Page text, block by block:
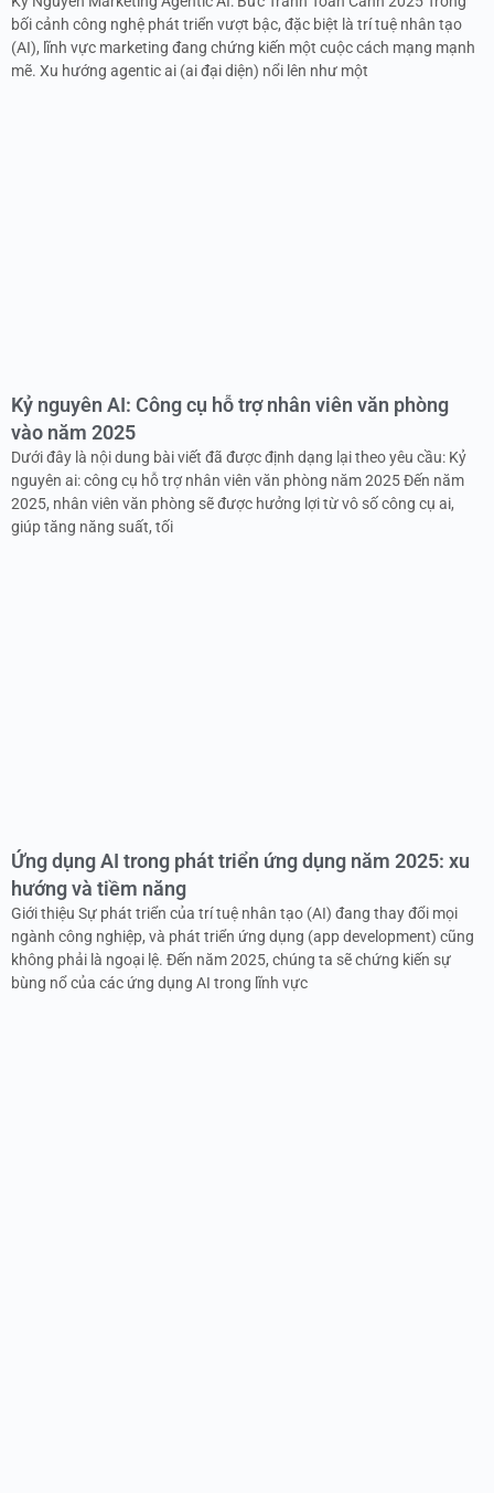
bối cảnh công nghệ phát triển vượt bậc, đặc biệt là trí tuệ nhân tạo
(AI), lĩnh vực marketing đang chứng kiến một cuộc cách mạng mạnh
mẽ. Xu hướng agentic ai (ai đại diện) nổi lên như một
Kỷ nguyên AI: Công cụ hỗ trợ nhân viên văn phòng
vào năm 2025
Dưới đây là nội dung bài viết đã được định dạng lại theo yêu cầu: Kỷ
nguyên ai: công cụ hỗ trợ nhân viên văn phòng năm 2025 Đến năm
2025, nhân viên văn phòng sẽ được hưởng lợi từ vô số công cụ ai,
giúp tăng năng suất, tối
Ứng dụng AI trong phát triển ứng dụng năm 2025: xu
hướng và tiềm năng
Giới thiệu Sự phát triển của trí tuệ nhân tạo (AI) đang thay đổi mọi
ngành công nghiệp, và phát triển ứng dụng (app development) cũng
không phải là ngoại lệ. Đến năm 2025, chúng ta sẽ chứng kiến sự
bùng nổ của các ứng dụng AI trong lĩnh vực